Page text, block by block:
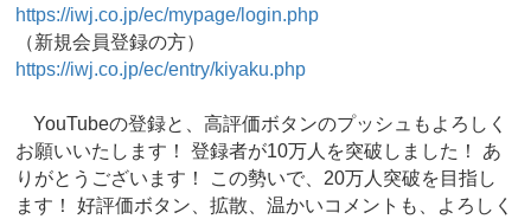
https://iwj.co.jp/ec/mypage/login.php
（新規会員登録の方）
https://iwj.co.jp/ec/entry/kiyaku.php
YouTubeの登録と、高評価ボタンのプッシュもよろしく
お願いいたします！ 登録者が10万人を突破しました！ あ
りがとうございます！ この勢いで、20万人突破を目指し
ます！ 好評価ボタン、拡散、温かいコメントも、よろしく